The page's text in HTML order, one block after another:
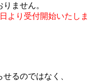
ません。
より受付開始いたしま
るのではなく、